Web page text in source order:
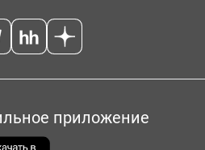
приложение